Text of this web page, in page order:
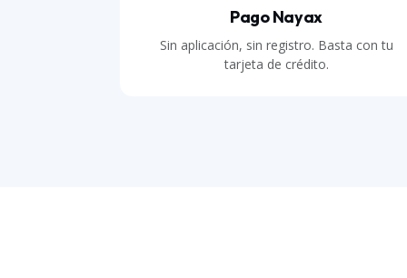
Pago Nayax
Sin aplicación, sin registro. Basta con tu
tarjeta de crédito.